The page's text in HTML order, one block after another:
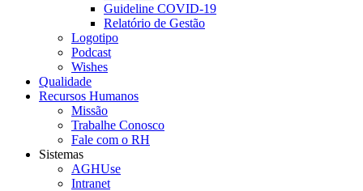
Guideline COVID-19
Relatório de Gestão
Logotipo
Podcast
Wishes
Qualidade
Recursos Humanos
Missão
Trabalhe Conosco
Fale com o RH
Sistemas
AGHUse
Intranet